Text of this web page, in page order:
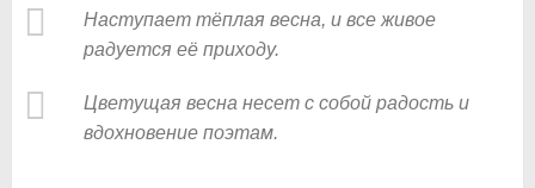
Наступает тёплая весна, и все живое
радуется её приходу.
Цветущая весна несет с собой радость и
вдохновение поэтам.